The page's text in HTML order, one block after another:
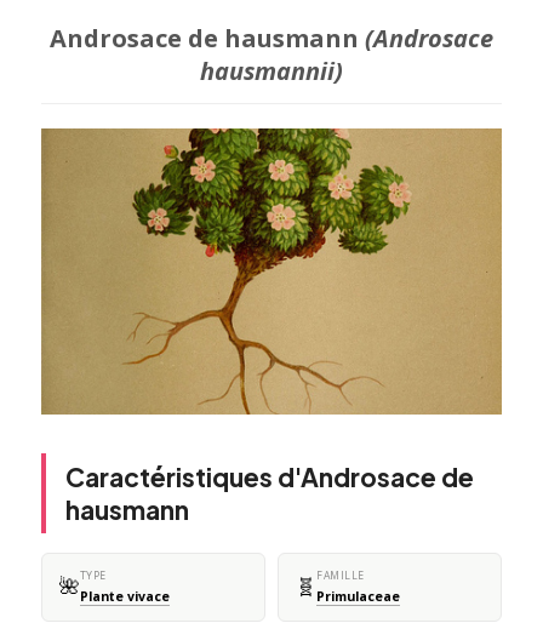
Androsace de hausmann (Androsace
hausmannii)
Caractéristiques d'Androsace de
hausmann
🌺TYPE
Plante vivace 🧬 FAMILLE
Primulaceae